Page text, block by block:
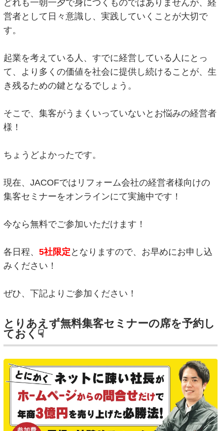
どれも一朝一夕で身につくものではありませんが、経
営者として日々意識し、実践していくことが大切で
す。
起業を考えている人、すでに経営している人にとっ
て、より多くの価値を社会に提供し続けることが、生
き残るための鍵となるでしょう。
そこで、集客がうまくいっていないとお悩みの経営者
様！
ちょうどよかったです。
現在、JACOFではリフォーム会社の経営者様向けの
集客セミナーをオンラインにて実施中です！
今なら無料でご参加いただけます！
各日程、5社限定 となりますので、お早めにお申し込
みください！
ぜひ、下記よりご参加ください！
とりあえず無料集客セミナーの席を予約し
ておく☟